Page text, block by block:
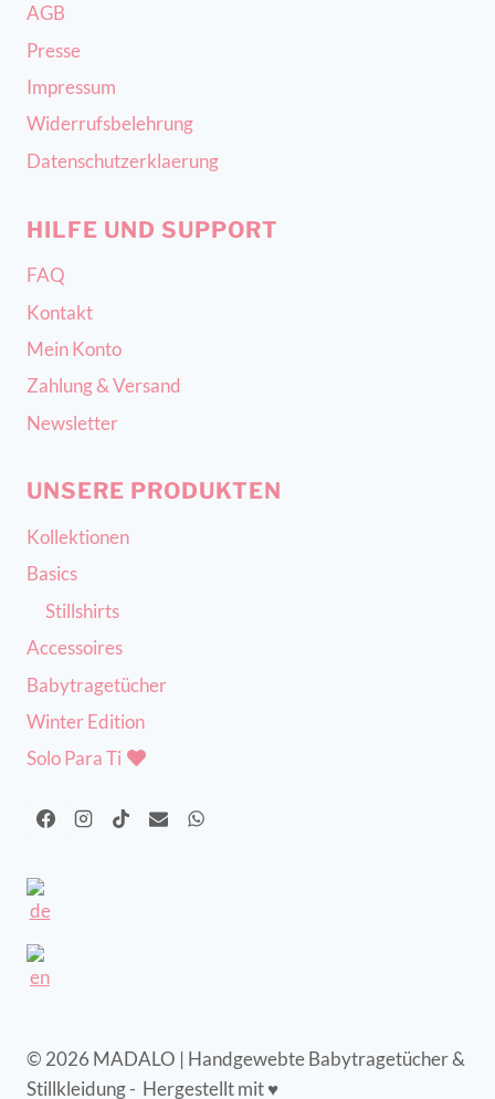
AGB
Presse
Impressum
Widerrufsbelehrung
Datenschutzerklaerung
HILFE UND SUPPORT
FAQ
Kontakt
Mein Konto
Zahlung & Versand
Newsletter
UNSERE PRODUKTEN
Kollektionen
Basics
Stillshirts
Accessoires
Babytragetücher
Winter Edition
Solo Para Ti
© 2026 MADALO | Handgewebte Babytragetücher &
Stillkleidung - Hergestellt mit ♥